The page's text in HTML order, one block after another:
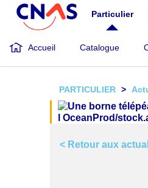
Aller
contenu
principal
Particulier
Accueil Catalogue
PARTICULIER
< Retour aux